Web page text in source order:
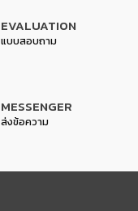
EVALUATION
แบบสอบถาม
MESSENGER
ส่งข้อความ